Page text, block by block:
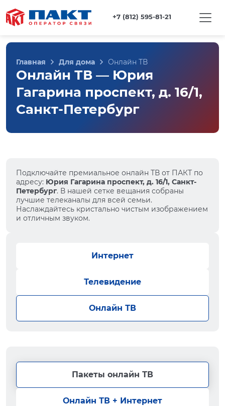
+7 (812) 595-81-21
Главная Для дома Онлайн ТВ
Онлайн ТВ — Юрия
Гагарина проспект, д. 16/1,
Санкт-Петербург
Подключайте премиальное онлайн ТВ от ПАКТ по
адресу: Юрия Гагарина проспект, д. 16/1, Санкт-
Петербург. В нашей сетке вещания собраны
лучшие телеканалы для всей семьи.
Наслаждайтесь кристально чистым изображением
и отличным звуком.
Интернет
Телевидение
Онлайн ТВ
Пакеты онлайн ТВ
Онлайн ТВ + Интернет